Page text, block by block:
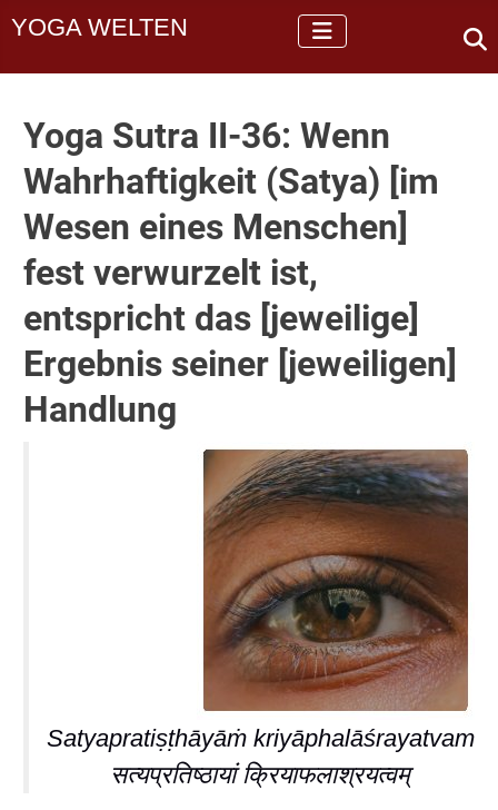
YOGA WELTEN
Yoga Sutra II-36: Wenn
Wahrhaftigkeit (Satya) [im
Wesen eines Menschen]
fest verwurzelt ist,
entspricht das [jeweilige]
Ergebnis seiner [jeweiligen]
Handlung
Satyapratiṣṭhāyāṁ kriyāphalāśrayatvam
सत्यप्रतिष्ठायां क्रियाफलाश्रयत्वम्